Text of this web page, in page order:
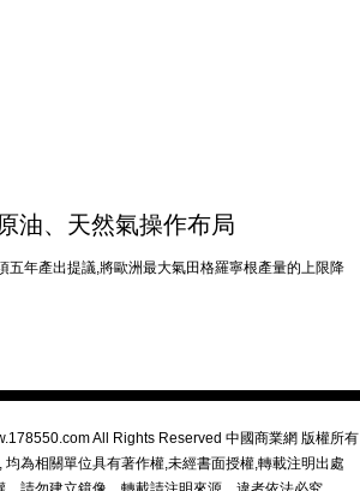
油、天然氣操作布局
產出提議,將歐洲最大氣田格羅寧根產量的上限降
All Rights Reserved 中國商業網 版權所有
為相關單位具有著作權,未經書面授權,轉載注明出處